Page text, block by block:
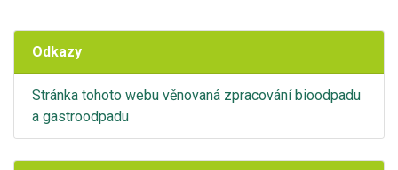
Odkazy
Stránka tohoto webu věnovaná zpracování bioodpadu
a gastroodpadu